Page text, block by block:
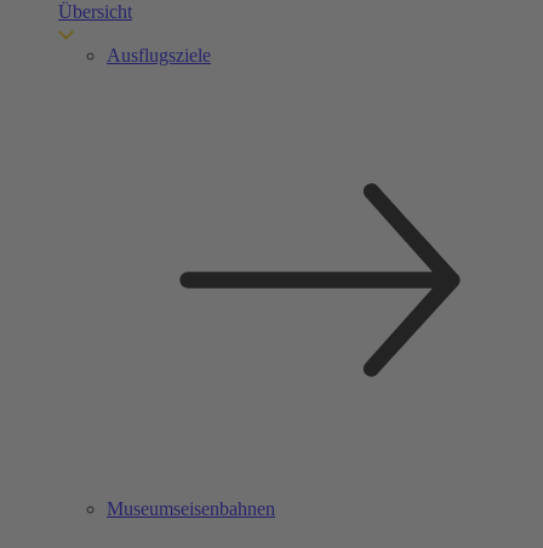
Übersicht
Ausflugsziele
Museumseisenbahnen